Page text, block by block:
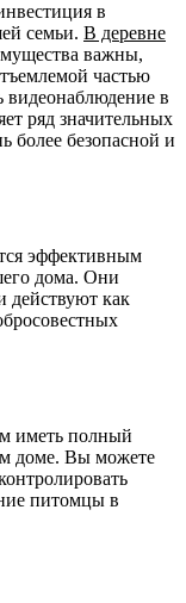
в
семьи. В деревне
важны,
частью
видеонаблюдение в
ряд значительных
более безопасной и
эффективным
дома. Они
действуют как
иметь полный
доме. Вы можете
питомцы в